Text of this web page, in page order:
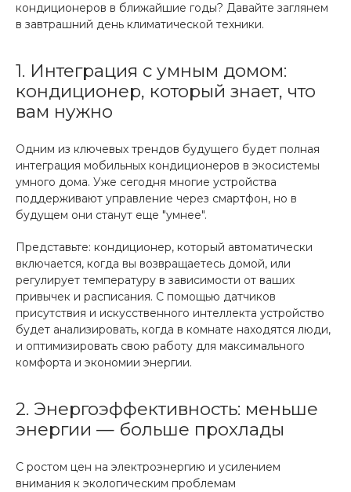
кондиционеров в ближайшие годы? Давайте заглянем
в завтрашний день климатической техники.
1. Интеграция с умным домом:
кондиционер, который знает, что
вам нужно
Одним из ключевых трендов будущего будет полная
интеграция мобильных кондиционеров в экосистемы
умного дома. Уже сегодня многие устройства
поддерживают управление через смартфон, но в
будущем они станут еще "умнее".
Представьте: кондиционер, который автоматически
включается, когда вы возвращаетесь домой, или
регулирует температуру в зависимости от ваших
привычек и расписания. С помощью датчиков
присутствия и искусственного интеллекта устройство
будет анализировать, когда в комнате находятся люди,
и оптимизировать свою работу для максимального
комфорта и экономии энергии.
2. Энергоэффективность: меньше
энергии — больше прохлады
С ростом цен на электроэнергию и усилением
внимания к экологическим проблемам